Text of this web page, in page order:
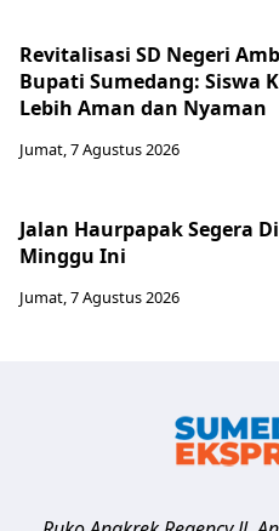
Revitalisasi SD Negeri
Bupati Sumedang: Siswa
Lebih Aman dan Nyaman
Jumat, 7 Agustus 2026
Jalan Haurpapak Segera
Minggu Ini
Jumat, 7 Agustus 2026